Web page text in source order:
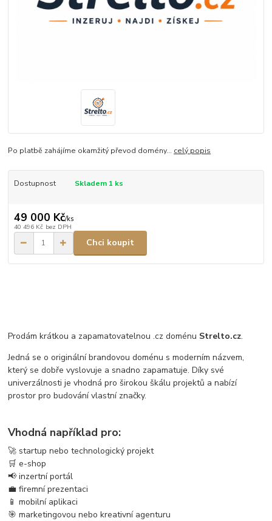
Po platbě zahájíme okamžitý převod domény... celý popis
Dostupnost Skladem 1 ks
49 000 Kč/ks
40 496 Kč bez DPH
Chci koupit
Prodám krátkou a zapamatovatelnou .cz doménu Strelto.cz.
Jedná se o originální brandovou doménu s moderním názvem,
který se dobře vyslovuje a snadno zapamatuje. Díky své
univerzálnosti je vhodná pro širokou škálu projektů a nabízí
prostor pro budování vlastní značky.
Vhodná například pro:
🚀 startup nebo technologický projekt
🛒 e-shop
📢 inzertní portál
💼 firemní prezentaci
📱 mobilní aplikaci
🎯 marketingovou nebo kreativní agenturu